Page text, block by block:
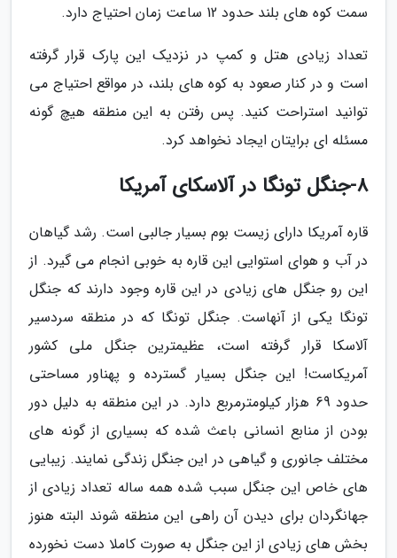
سمت کوه های بلند حدود 12 ساعت زمان احتیاج دارد.
تعداد زیادی هتل و کمپ در نزدیک این پارک قرار گرفته
است و در کنار صعود به کوه های بلند، در مواقع احتیاج می
توانید استراحت کنید. پس رفتن به این منطقه هیچ گونه
مسئله ای برایتان ایجاد نخواهد کرد.
8-جنگل تونگا در آلاسکای آمریکا
قاره آمریکا دارای زیست بوم بسیار جالبی است. رشد گیاهان
در آب و هوای استوایی این قاره به خوبی انجام می گیرد. از
این رو جنگل های زیادی در این قاره وجود دارند که جنگل
تونگا یکی از آنهاست. جنگل تونگا که در منطقه سردسیر
آلاسکا قرار گرفته است، عظیمترین جنگل ملی کشور
آمریکاست! این جنگل بسیار گسترده و پهناور مساحتی
حدود 69 هزار کیلومترمربع دارد. در این منطقه به دلیل دور
بودن از منابع انسانی باعث شده که بسیاری از گونه های
مختلف جانوری و گیاهی در این جنگل زندگی نمایند. زیبایی
های خاص این جنگل سبب شده همه ساله تعداد زیادی از
جهانگردان برای دیدن آن راهی این منطقه شوند البته هنوز
بخش های زیادی از این جنگل به صورت کاملا دست نخورده